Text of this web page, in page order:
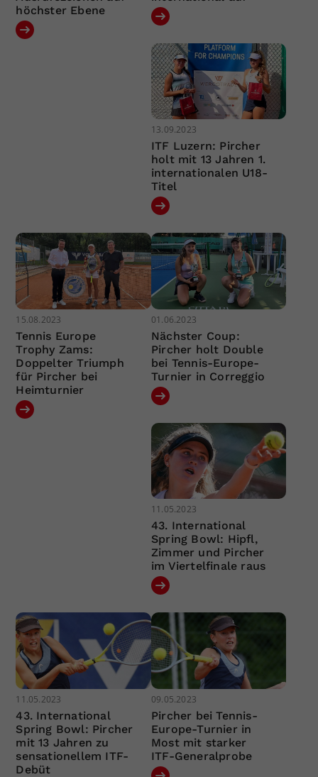
höchster Ebene
13.09.2023
ITF Luzern: Pircher
holt mit 13 Jahren 1.
internationalen U18-
Titel
15.08.2023
Tennis Europe
Trophy Zams:
Doppelter Triumph
für Pircher bei
Heimturnier
01.06.2023
Nächster Coup:
Pircher holt Double
bei Tennis-Europe-
Turnier in Correggio
11.05.2023
43. International
Spring Bowl: Hipfl,
Zimmer und Pircher
im Viertelfinale raus
11.05.2023
43. International
Spring Bowl: Pircher
mit 13 Jahren zu
sensationellem ITF-
Debüt
09.05.2023
Pircher bei Tennis-
Europe-Turnier in
Most mit starker
ITF-Generalprobe